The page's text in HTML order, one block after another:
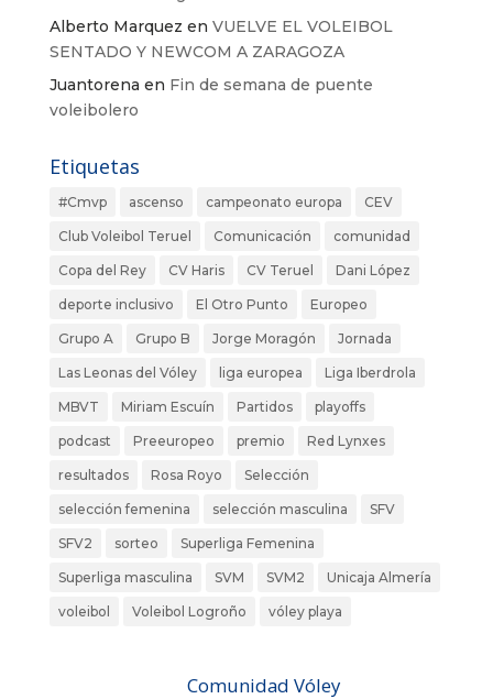
Alberto Marquez en VUELVE EL VOLEIBOL
SENTADO Y NEWCOM A ZARAGOZA
Juantorena en Fin de semana de puente
voleibolero
Etiquetas
#Cmvp ascenso campeonato europa CEV
Club Voleibol Teruel Comunicación comunidad
Copa del Rey CV Haris CV Teruel Dani López
deporte inclusivo El Otro Punto Europeo
Grupo A Grupo B Jorge Moragón Jornada
Las Leonas del Vóley liga europea Liga Iberdrola
MBVT Miriam Escuín Partidos playoffs
podcast Preeuropeo premio Red Lynxes
resultados Rosa Royo Selección
selección femenina selección masculina SFV
SFV2 sorteo Superliga Femenina
Superliga masculina SVM SVM2 Unicaja Almería
voleibol Voleibol Logroño vóley playa
Comunidad Vóley